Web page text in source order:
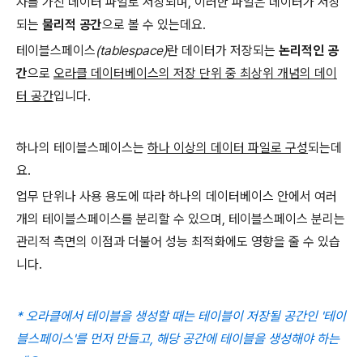
되는 물리적 공간으로 볼 수 있는데요.
테이블스페이스(tablespace)란 데이터가 저장되는 논리적인 공
간으로 오라클 데이터베이스의 저장 단위 중 최상위 개념의 데이
터 공간입니다.
하나의 테이블스페이스는 하나 이상의 데이터 파일로 구성되는데
요.
업무 단위나 사용 용도에 따라 하나의 데이터베이스 안에서 여러
개의 테이블스페이스를 분리할 수 있으며, 테이블스페이스 분리는
관리적 측면의 이점과 더불어 성능 최적화에도 영향을 줄 수 있습
니다.
* 오라클에서 테이블을 생성할 때는 테이블이 저장될 공간인 '테이
블스페이스'를 먼저 만들고, 해당 공간에 테이블을 생성해야 하는